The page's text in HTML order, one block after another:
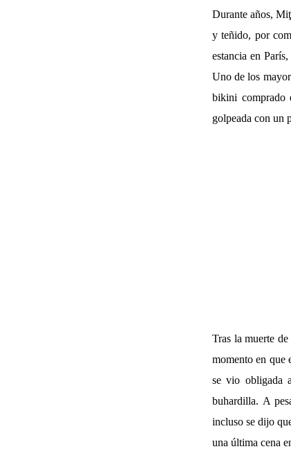
Durante años,
y teñido, por
estancia en
Uno de los
bikini comprado
golpeada con un
Tras la muerte
momento en que
se vio obligada
buhardilla. A
incluso se dijo
una última cena